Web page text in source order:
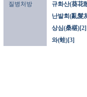
질병처방
규화산(葵花
난발회(亂髮
상심(桑椹)[2]
와(蛙)[3]